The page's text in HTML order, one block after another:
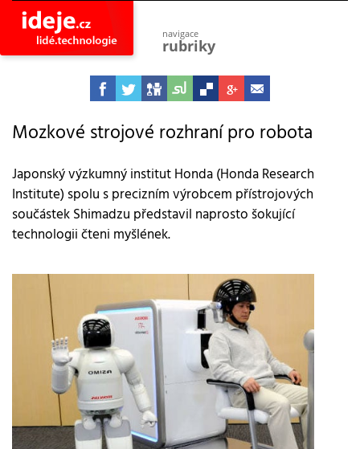
navigace
rubriky
astro
vesmír
projekty
společnost
objevy
vynálezy
planeta
pokrok
technologie
tajemství
firmy
medicína
Mozkové strojové rozhraní pro robota
Japonský výzkumný institut Honda (Honda Research
Institute) spolu s precizním výrobcem přístrojových
součástek Shimadzu představil naprosto šokující
technologii čteni myšlének.